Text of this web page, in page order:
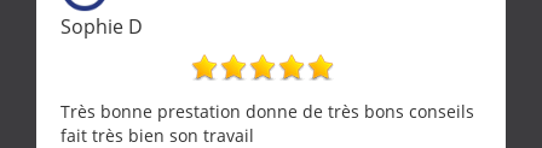
Sophie D
Très bonne prestation donne de très bons conseils
fait très bien son travail